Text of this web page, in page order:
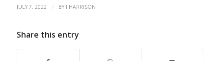
JULY 7, 2022 / BY I HARRISON
Share this entry